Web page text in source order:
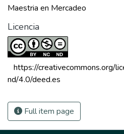
Maestria en Mercadeo
Licencia
https://creativecommons.org/
nd/4.0/deed.es
Full item page